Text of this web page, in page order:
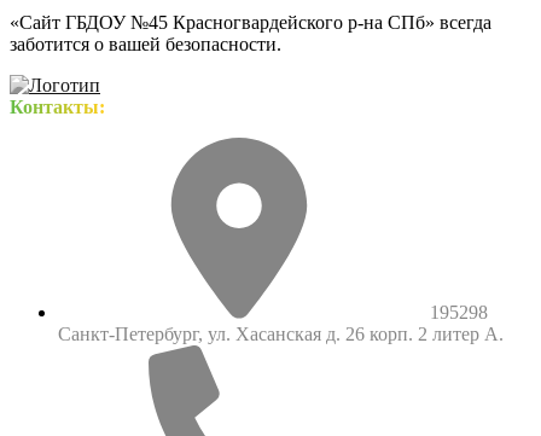
«Сайт ГБДОУ №45 Красногвардейского р-на СПб» всегда
заботится о вашей безопасности.
Контакты:
195298
Санкт-Петербург, ул. Хасанская д. 26 корп. 2 литер А.